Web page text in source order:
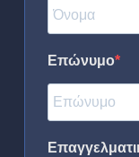
Επώνυμο